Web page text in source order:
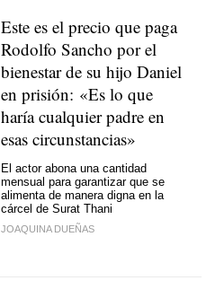
Este es el precio que paga
Rodolfo Sancho por el
bienestar de su hijo Daniel
en prisión: «Es lo que
haría cualquier padre en
esas circunstancias»
El actor abona una cantidad
mensual para garantizar que se
alimenta de manera digna en la
cárcel de Surat Thani
JOAQUINA DUEÑAS